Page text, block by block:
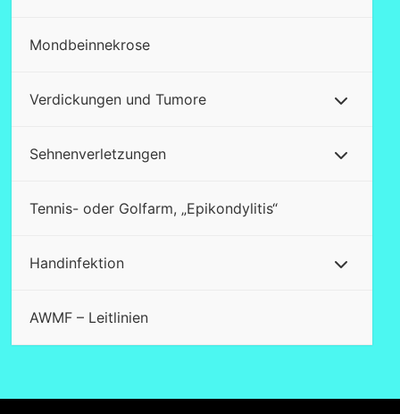
Mondbeinnekrose
Verdickungen und Tumore
Sehnenverletzungen
Tennis- oder Golfarm, „Epikondylitis“
Handinfektion
AWMF – Leitlinien